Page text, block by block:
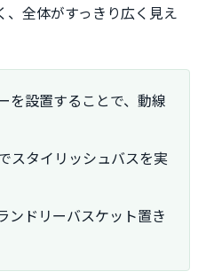
、全体がすっきり広く見え
を設置することで、動線
スタイリッシュバスを実
ンドリーバスケット置き